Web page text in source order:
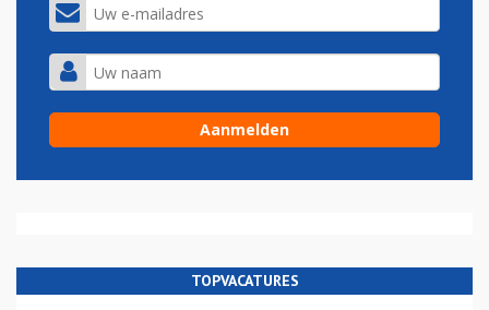
TOPVACATURES